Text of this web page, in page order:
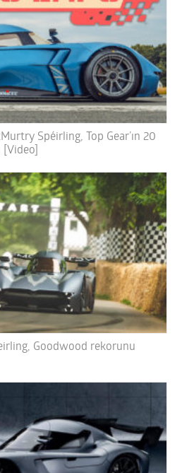
Spéirling, Top Gear’ın 20
[Video]
Goodwood rekorunu